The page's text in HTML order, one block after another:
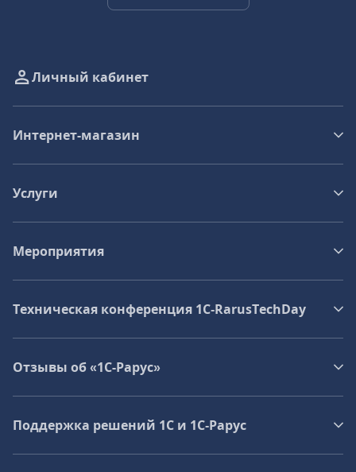
Личный кабинет
Интернет-магазин
Услуги
Мероприятия
Техническая конференция 1C‑RarusTechDay
Отзывы об «1С-Рарус»
Поддержка решений 1С и 1С‑Рарус